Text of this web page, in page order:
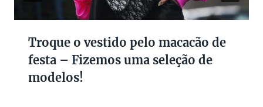
Troque o vestido pelo macacão de
festa – Fizemos uma seleção de
modelos!